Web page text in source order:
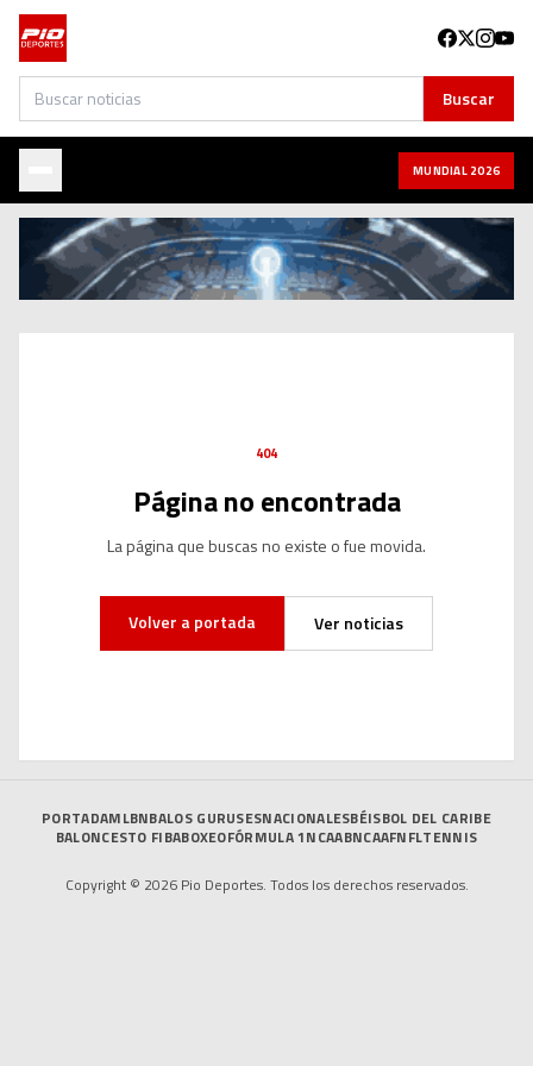
Buscar Buscar
MUNDIAL 2026
404
Página no encontrada
La página que buscas no existe o fue movida.
Volver a portada Ver noticias
PORTADAMLBNBALOS GURUSESNACIONALESBÉISBOL DEL CARIBE
BALONCESTO FIBABOXEOFÓRMULA 1NCAABNCAAFNFLTENNIS
Copyright © 2026 Pio Deportes. Todos los derechos reservados.